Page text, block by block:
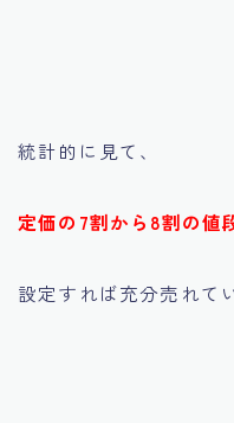
統計的に見て、
定価の7割から8割の値
設定すれば充分売れて